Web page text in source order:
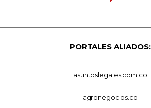
PORTALES ALIADOS:
asuntoslegales.com.co
agronegocios.co